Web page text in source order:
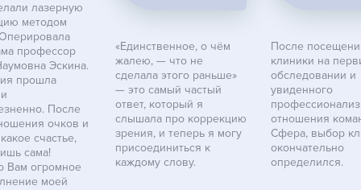
лазерную
методом
профессор
Эскина.
прошла
После
очков и
счастье,
сама!
Вам огромное
моей
«Единственное, о чём
жалею, — что не
сделала этого раньше»
— это самый частый
ответ, который я
слышала про коррекцию
зрения, и теперь я могу
присоединиться к
каждому слову.
После
клиники на
обследовании и
увиденного
отношения
Сфера, выбор
окончательно
определился.